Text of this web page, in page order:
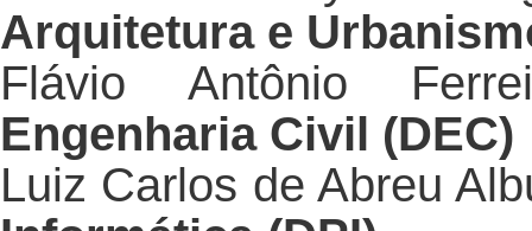
Arquitetura e
Flávio Antônio
Engenharia Civil (DEC)
Luiz Carlos de Abreu